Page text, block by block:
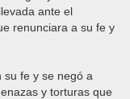
ante el
renunciara a su fe y
su fe y se negó a
y torturas que